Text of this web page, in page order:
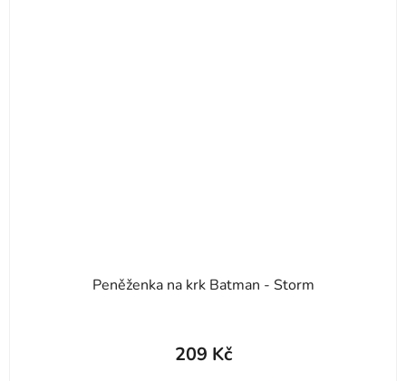
Peněženka na krk Batman - Storm
209 Kč